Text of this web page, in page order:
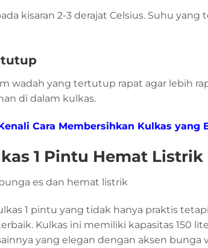
kisaran 2-3 derajat Celsius. Suhu
wadah yang tertutup rapat agar lebih
di dalam kulkas.
Cara Membersihkan Kulkas
1 Pintu Hemat Listrik
1 pintu yang tidak hanya praktis
Kulkas ini memiliki kapasitas 150
yang elegan dengan aksen